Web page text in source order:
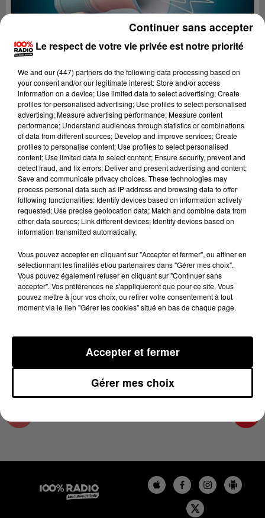
Lecture (4 min 24 sec)
100%
100% Radio les infos du Lot
23 octobre 2024 - 4 min 24 sec
LES INFOS DU LOT DU 23/10/2024 À 08H00
23/10/2024
Le respect de votre vie privée est notre priorité
We and our (447) partnersdo the following data processing based on
your consent and/or our legitimate interest: Store and/or access
information on a device; Use limited data to select advertising; Create
profiles for personalised advertising; Use profiles to select personalised
advertising; Measure advertising performance; Measure content
performance; Understand audiences through statistics or combinations
of data from different sources; Develop and improve services; Create
profiles to personalise content; Use profiles to select personalised
content; Use limited data to select content; Ensure security, prevent and
detect fraud, and fix errors; Deliver and present advertising and content;
Save and communicate privacy choices. These technologies may
process personal data such as IP address and browsing data to offer
following functionalities: Identify devices based on information actively
requested; Use precise geolocation data; Match and combine data from
other data sources; Link different devices; Identify devices based on
information transmitted automatically.
Vous pouvez accepter en cliquant sur "Accepter et fermer", ou affiner en
sélectionnant les finalités et/ou partenaires dans "Gérer mes choix".
Vous pouvez également refuser en cliquant sur "Continuer sans
accepter". Vos préférences ne s'appliqueront que pour ce site. Vous
pouvez mettre à jour vos choix, ou retirer votre consentement à tout
moment via le lien "Gérer les cookies" situé en bas de chaque page.
Gérer mes choix
Accepter et fermer
Continuer sans accepter